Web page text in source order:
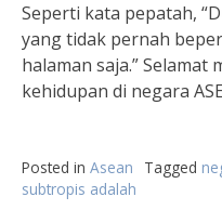
Seperti kata pepatah,
yang tidak pernah
halaman saja.” Selamat
kehidupan di negara
Posted in Asean Tagged
subtropis adalah